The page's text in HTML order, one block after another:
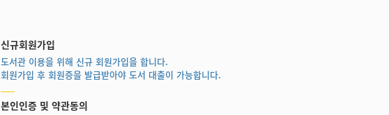
신규회원가입
도서관 이용을 위해 신규 회원가입을 합니다.
회원가입 후 회원증을 발급받아야 도서 대출이 가능합니다.
본인인증 및 약관동의